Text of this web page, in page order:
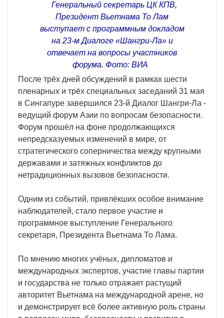
Генеральный секретарь ЦК КПВ,
Президент Вьетнама То Лам
выступает с программным докладом
на 23-м Диалоге «Шангри-Ла» и
отвечает на вопросы участников
форума. Фото: ВИА
После трёх дней обсуждений в рамках шести
пленарных и трёх специальных заседаний 31 мая
в Сингапуре завершился 23-й Диалог Шангри-Ла -
ведущий форум Азии по вопросам безопасности.
Форум прошёл на фоне продолжающихся
непредсказуемых изменений в мире, от
стратегического соперничества между крупными
державами и затяжных конфликтов до
нетрадиционных вызовов безопасности.
Одним из событий, привлёкших особое внимание
наблюдателей, стало первое участие и
программное выступление Генерального
секретаря, Президента Вьетнама То Лама.
По мнению многих учёных, дипломатов и
международных экспертов, участие главы партии
и государства не только отражает растущий
авторитет Вьетнама на международной арене, но
и демонстрирует всё более активную роль страны